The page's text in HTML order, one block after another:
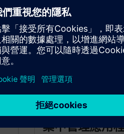
新、管理授權和監控健康
集中管理應用